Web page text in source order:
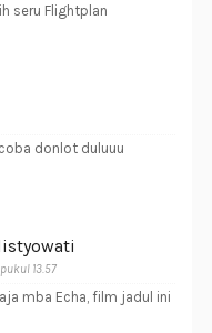
seru Flightplan
donlot duluuu
13.57
mba Echa, film jadul ini